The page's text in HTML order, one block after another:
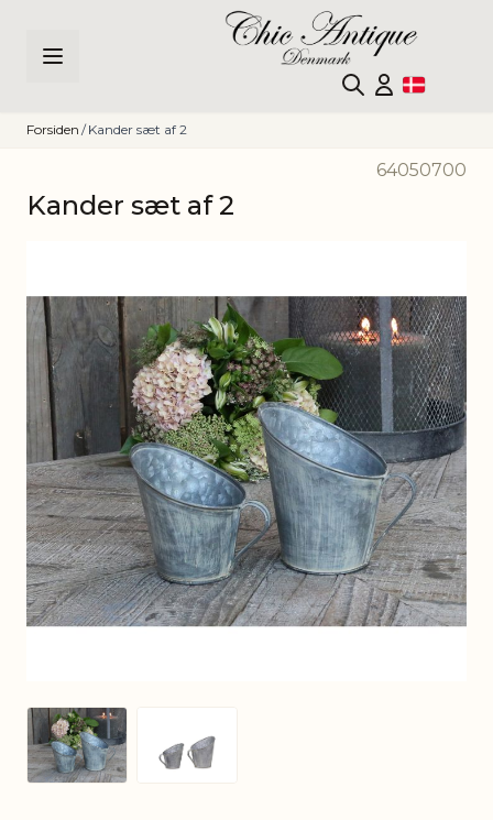
Forsiden / Kander sæt af 2
64050700
Kander sæt af 2
View larger image